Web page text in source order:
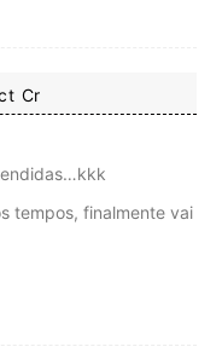
Cr
tempos, finalmente vai